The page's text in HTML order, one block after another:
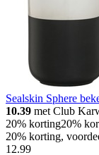
Sealskin Sphere
10.39 met Club
20% korting20%
20% korting,
12.99